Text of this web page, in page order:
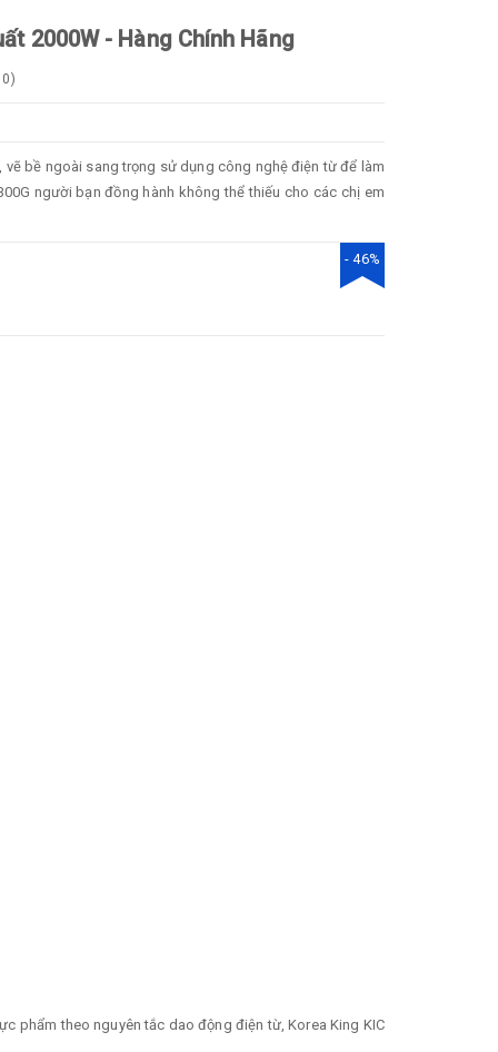
2000W - Hàng Chính Hãng
0)
vẽ bề ngoài sang trọng sử dụng công nghệ điện từ để làm
người bạn đồng hành không thể thiếu cho các chị em
- 46%
phẩm theo nguyên tắc dao động điện từ, Korea King KIC